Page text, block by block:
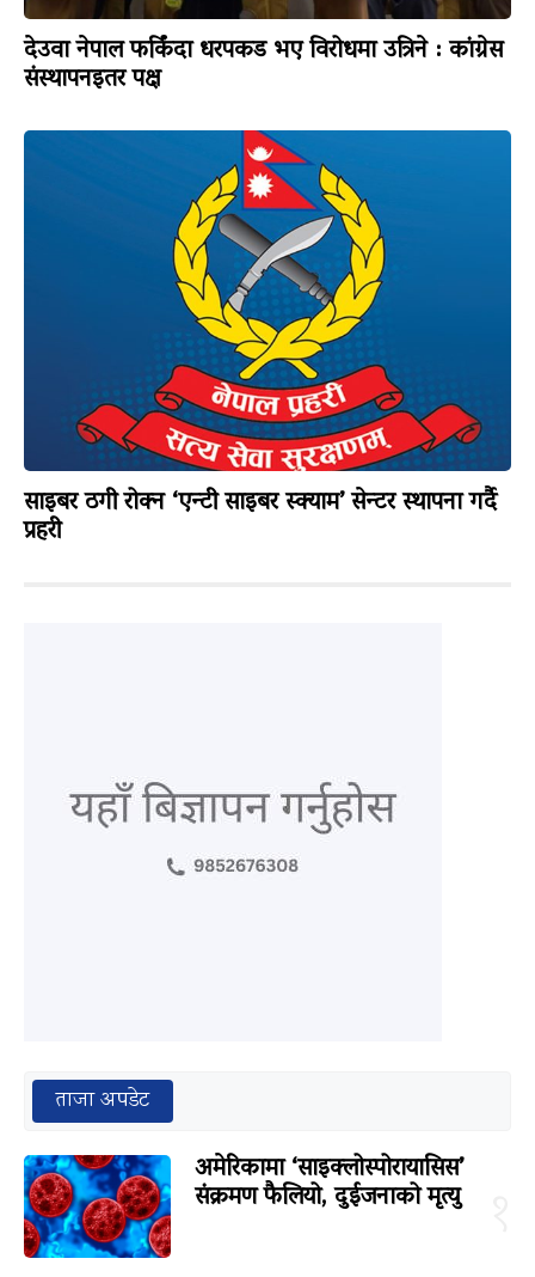
देउवा नेपाल फर्किंदा धरपकड भए विरोधमा उत्रिने : कांग्रेस
संस्थापनइतर पक्ष
साइबर ठगी रोक्न ‘एन्टी साइबर स्क्याम’ सेन्टर स्थापना गर्दै
प्रहरी
ताजा अपडेट
अमेरिकामा ‘साइक्लोस्पोरायासिस’
संक्रमण फैलियो, दुईजनाको मृत्यु